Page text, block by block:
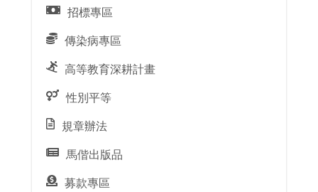
招標專區
傳染病專區
高等教育深耕計畫
性別平等
規章辦法
馬偕出版品
募款專區